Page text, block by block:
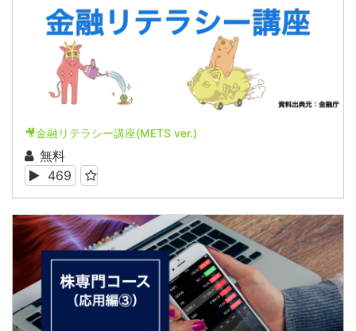
🎥金融リテラシー講座(METS ver.)
無料
469